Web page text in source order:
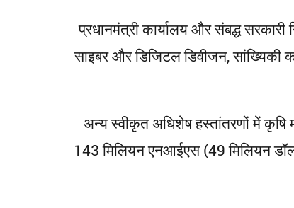
प्रधानमंत्री कार्यालय और संबद्ध
साइबर और डिजिटल डिवीजन, सांख्यिकी
अन्य स्वीकृत अधिशेष हस्तांतरणों में
143 मिलियन एनआईएस (49 मिलियन